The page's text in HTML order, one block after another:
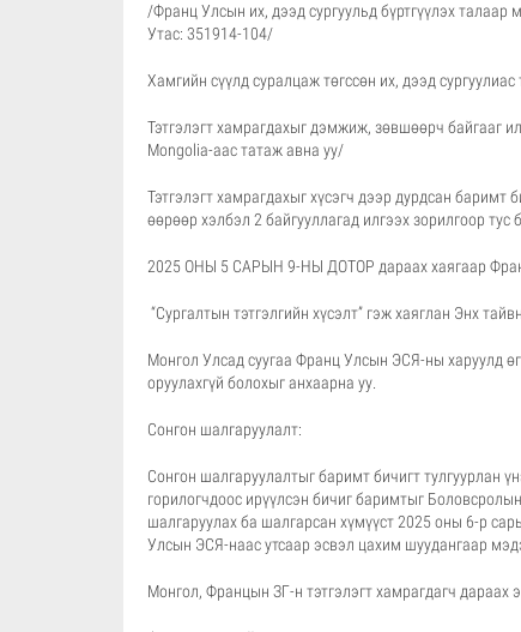
/Франц Улсын их, дээд сургуульд бүртгүүлэх
Утас: 351914-104/
Хамгийн сүүлд суралцаж төгссөн их, дээд
Тэтгэлэгт хамрагдахыг дэмжиж, зөвшөөрч байгааг
Mongolia-аас татаж авна уу/
Тэтгэлэгт хамрагдахыг хүсэгч дээр дурдсан баримт
өөрөөр хэлбэл 2 байгууллагад илгээх зорилгоор тус
2025 ОНЫ 5 САРЫН 9-НЫ ДОТОР дараах хаягаар
“Сургалтын тэтгэлгийн хүсэлт” гэж хаяглан Энх
Монгол Улсад суугаа Франц Улсын ЭСЯ-ны харуулд
оруулахгүй болохыг анхаарна уу.
Сонгон шалгаруулалт:
Сонгон шалгаруулалтыг баримт бичигт тулгуурлан
горилогчдоос ирүүлсэн бичиг баримтыг
шалгаруулах ба шалгарсан хүмүүст 2025 оны 6-р
Улсын ЭСЯ-наас утсаар эсвэл цахим шуудангаар
Монгол, Францын ЗГ-н тэтгэлэгт хамрагдагч дараах